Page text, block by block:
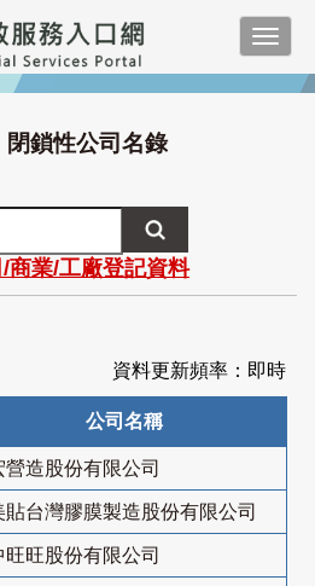
閉鎖性公司名錄
/商業/工廠登記資料
資料更新頻率：即時
公司名稱
營造股份有限公司
貼台灣膠膜製造股份有限公司
旺旺股份有限公司